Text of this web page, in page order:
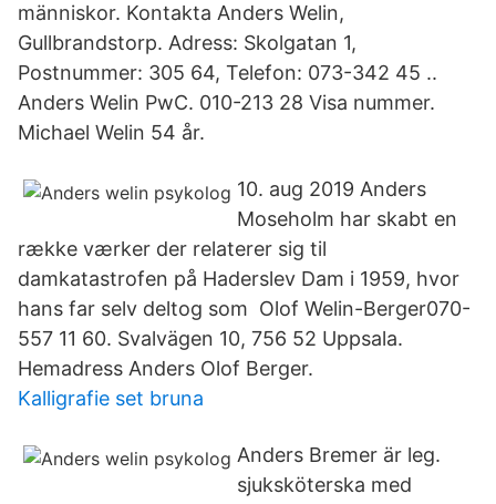
människor. Kontakta Anders Welin,
Gullbrandstorp. Adress: Skolgatan 1,
Postnummer: 305 64, Telefon: 073-342 45 ..
Anders Welin PwC. 010-213 28 Visa nummer.
Michael Welin 54 år.
10. aug 2019 Anders
Moseholm har skabt en
række værker der relaterer sig til
damkatastrofen på Haderslev Dam i 1959, hvor
hans far selv deltog som Olof Welin-Berger070-
557 11 60. Svalvägen 10, 756 52 Uppsala.
Hemadress Anders Olof Berger.
Kalligrafie set bruna
Anders Bremer är leg.
sjuksköterska med